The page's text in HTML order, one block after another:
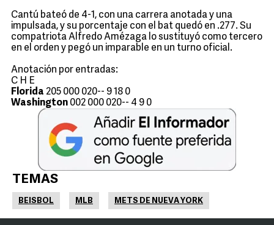
Cantú bateó de 4-1, con una carrera anotada y una
impulsada, y su porcentaje con el bat quedó en .277. Su
compatriota Alfredo Amézaga lo sustituyó como tercero
en el orden y pegó un imparable en un turno oficial.
Anotación por entradas:
C H E
Florida 205 000 020-- 9 18 0
Washington 002 000 020-- 4 9 0
TEMAS
BEISBOL MLB METS DE NUEVA YORK